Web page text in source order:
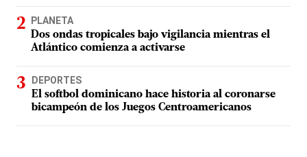
PLANETA
Dos ondas tropicales bajo vigilancia mientras el
Atlántico comienza a activarse
DEPORTES
El softbol dominicano hace historia al coronarse
bicampeón de los Juegos Centroamericanos